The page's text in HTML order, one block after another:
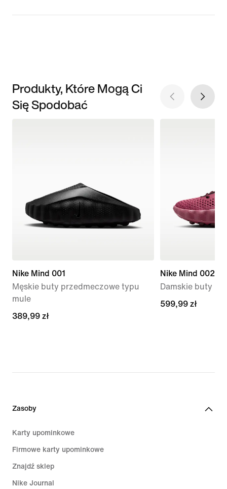
Produkty, Które Mogą Ci
Się Spodobać
Nike Mind 001
Męskie buty przedmeczowe typu
mule
389,99 zł
389,99 zł
Nike Mind 002
Damskie buty
599,99 zł
599,99 zł
Zasoby
Karty upominkowe
Firmowe karty upominkowe
Znajdź sklep
Nike Journal